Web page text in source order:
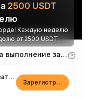
2500 USDT
Каждую неделю
от 2500 USDT.
Зарабатывайте баллы опыта за выполнение заданий
Регистрация нового пользователя
Зарегистрироваться